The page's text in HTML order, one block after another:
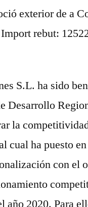
exterior de a
rebut:
S.L. ha sido
Desarrollo
la
cual ha puesto
con el
año 2020. Para